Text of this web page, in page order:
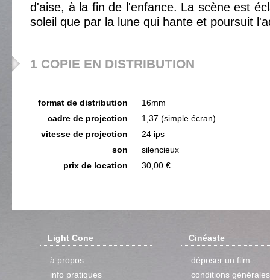
d'aise, à la fin de l'enfance. La scène est
soleil que par la lune qui hante et poursuit
1 COPIE EN DISTRIBUTION
format de distribution
16mm
cadre de projection
1,37 (simple écran)
vitesse de projection
24 ips
son
silencieux
prix de location
30,00 €
Light Cone
à propos
info pratiques
Cinéaste
déposer un film
conditions générales